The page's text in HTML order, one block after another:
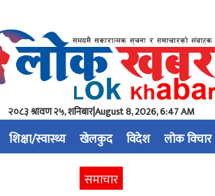
२०८३ श्रावण २५, शनिबार|August 8, 2026, 6:47 AM
शिक्षा/स्वास्थ्य खेलकुद विदेश लोक विचार
समाचार